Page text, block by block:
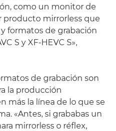
como un monitor de
producto mirrorless que
y formatos de grabación
S y XF-HEVC S»,
de grabación son
la producción
más la línea de lo que se
«Antes, si grababas un
mirrorless o réflex,